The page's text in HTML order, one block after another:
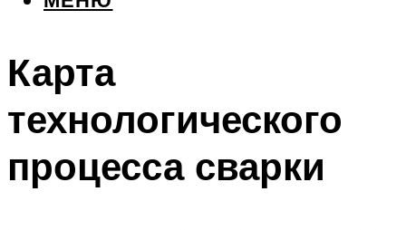
Карта
технологического
процесса сварки